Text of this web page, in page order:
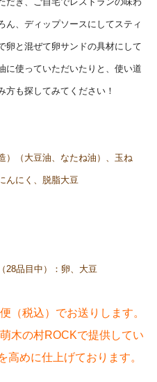
ん、ディップソースにしてスティ
卵と混ぜて卵サンドの具材にして
に使っていただいたりと、使い道
方も探してみてください！
）（大豆油、なたね油）、玉ね
んにく、脱脂大豆
28品目中）：卵、大豆
（税込）でお送りします。
木の村ROCKで提供してい
高めに仕上げております。